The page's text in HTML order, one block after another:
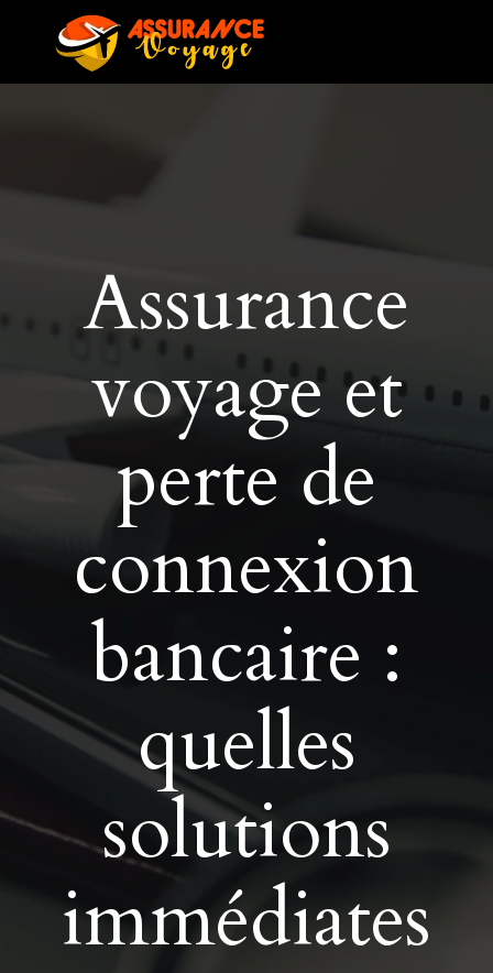
Assurance
voyage et
perte de
connexion
bancaire :
quelles
solutions
immédiates